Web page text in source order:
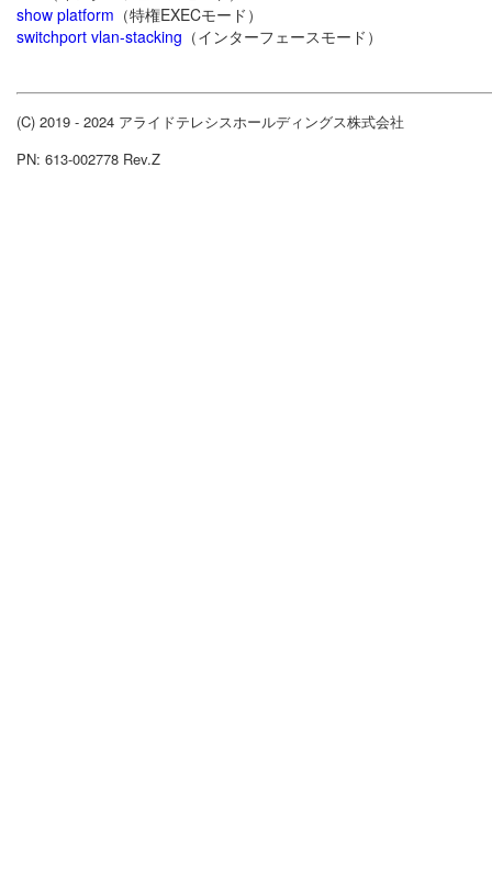
show platform （特権EXECモード）
switchport vlan-stacking （インターフェースモード）
(C) 2019 - 2024 アライドテレシスホールディングス株式会社
PN: 613-002778 Rev.Z